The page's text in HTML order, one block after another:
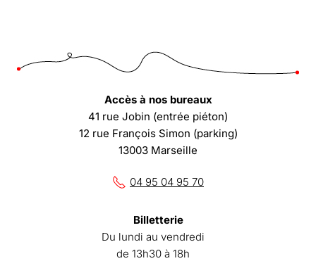
Accès à nos bureaux
41 rue Jobin (entrée piéton)
12 rue François Simon (parking)
13003 Marseille
04 95 04 95 70
Billetterie
Du lundi au vendredi
de 13h30 à 18h